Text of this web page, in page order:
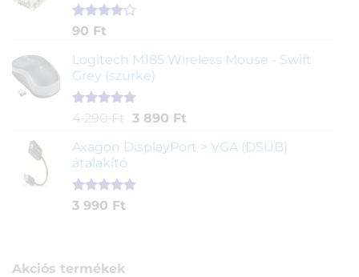
Értékelés
5-ből,
2
értékelés
alapján
90 Ft
Logitech M185 Wireless Mouse - Swift
Grey (szürke)
Értékelés
ből,
1
értékelés
alapján
4 290 Ft
Original
was:
290 Ft.
3 890 FtCurrent
is:
Axagon DisplayPort > VGA (DSUB)
átalakító
Értékelés
1
3 990 Ft
Akciós termékek